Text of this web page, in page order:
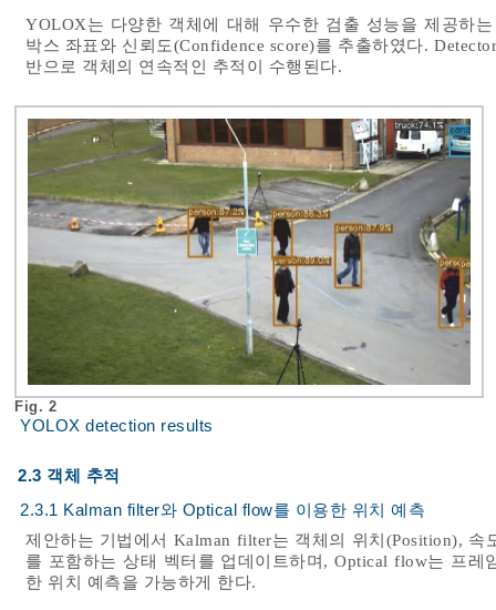
YOLOX는 다양한 객체에 대해 우수한 검출 성능을 제공하
박스 좌표와 신뢰도(Confidence score)를 추출하였다.
반으로 객체의 연속적인 추적이 수행된다.
Fig. 2
YOLOX detection results
2.3 객체 추적
2.3.1 Kalman filter와 Optical flow를 이용한 위치 예측
제안하는 기법에서 Kalman filter는 객체의 위치(Position),
를 포함하는 상태 벡터를 업데이트하며, Optical flow는 프
한 위치 예측을 가능하게 한다.